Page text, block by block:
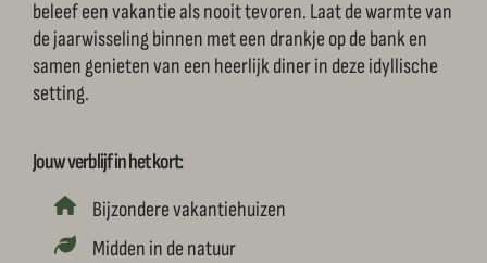
beleef een vakantie als nooit tevoren. Laat de warmte van
de jaarwisseling binnen met een drankje op de bank en
samen genieten van een heerlijk diner in deze idyllische
setting.
Jouw verblijf in het kort:
Bijzondere vakantiehuizen
Midden in de natuur